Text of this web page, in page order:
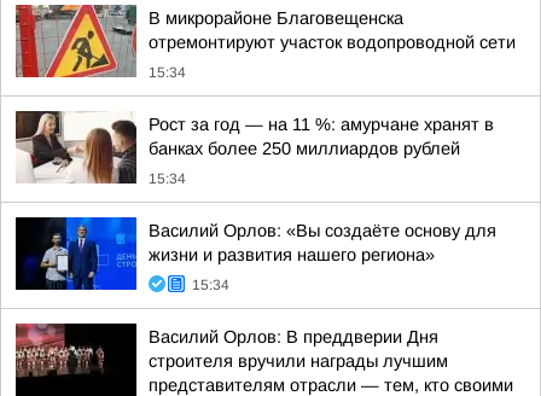
В микрорайоне Благовещенска
отремонтируют участок водопроводной сети
15:34
Рост за год — на 11 %: амурчане хранят в
банках более 250 миллиардов рублей
15:34
Василий Орлов: «Вы создаёте основу для
жизни и развития нашего региона»
15:34
Василий Орлов: В преддверии Дня
строителя вручили награды лучшим
представителям отрасли — тем, кто своими